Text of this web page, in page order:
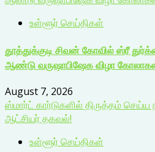
உள்ளூர் செய்திகள்
தூத்துக்குடி சிவன் கோவில் ஸ்ரீ
ஆண்டு வருஷாபிஷேக விழா
August 7, 2026
ஸ்மார்ட் கார்டுகளில் திருத்தம் செய்ய
ஆட்சியர் தகவல்!
உள்ளூர் செய்திகள்